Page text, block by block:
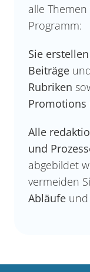
alle
Programm:
Sie
Beiträge
Rubriken
Promotions
Alle
und
abgebildet
vermeiden
Abläufe und